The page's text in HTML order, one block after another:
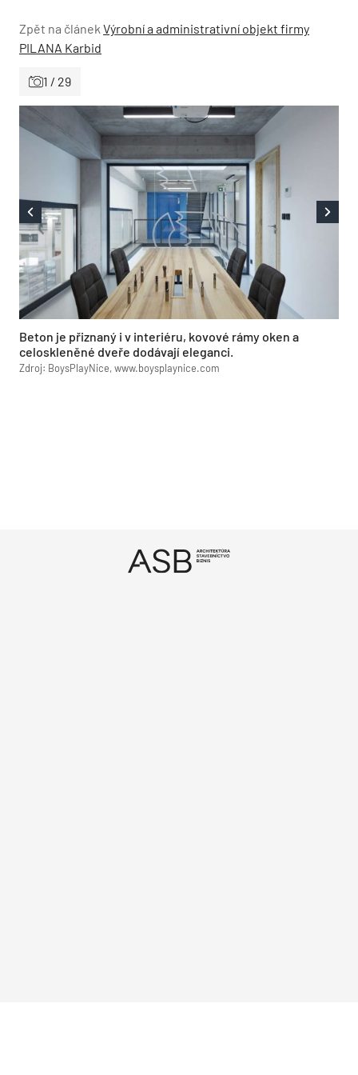
Zpět na článek Výrobní a administrativní objekt firmy
PILANA Karbid
1 / 29
Beton je přiznaný i v interiéru, kovové rámy oken a
celoskleněné dveře dodávají eleganci.
Zdroj: BoysPlayNice, www.boysplaynice.com